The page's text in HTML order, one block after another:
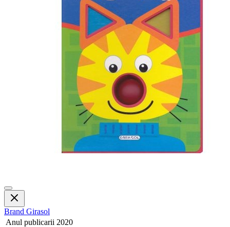
Brand Girasol
Anul publicarii 2020